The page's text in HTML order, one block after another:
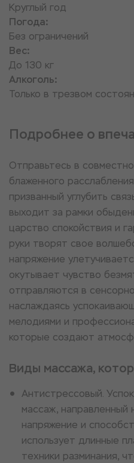
Круглый год
Погода:
Без ограничений
Вес:
До 130 кг
Алкоголь:
Только в трезвом
Подробнее о
Отправьтесь в
блаженного
призванный углубить
выходит за рамки
царство спокойствия и
руки творят свое
напряжение
окутывает чувство
отправляются в
наслаждаясь
мелодиями и
которые создают
Виды массажа,
Антистрессовый.
массаж, направленный
напряжение и
использует длинные
техники разминания,